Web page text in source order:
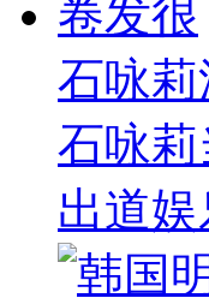
石咏
石咏
出道